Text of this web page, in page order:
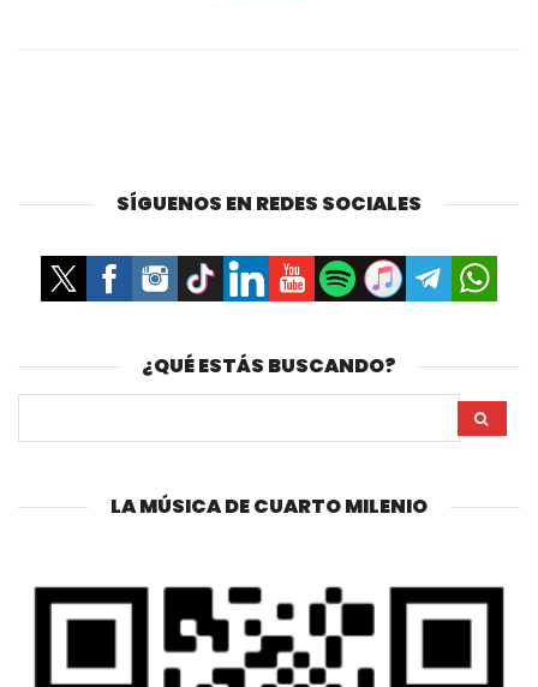
SÍGUENOS EN REDES SOCIALES
¿QUÉ ESTÁS BUSCANDO?
LA MÚSICA DE CUARTO MILENIO